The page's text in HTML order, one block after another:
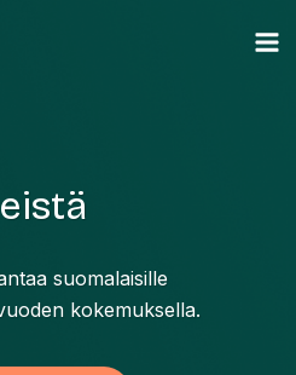
suomalaisille
kokemuksella.